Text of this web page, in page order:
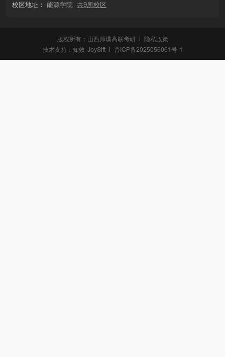
校区地址： 能源学院 共9所校区
版权所有：山西师璞高联考研
隐私政策
技术支持： 知效 JoySift 晋ICP备2025056061号-1